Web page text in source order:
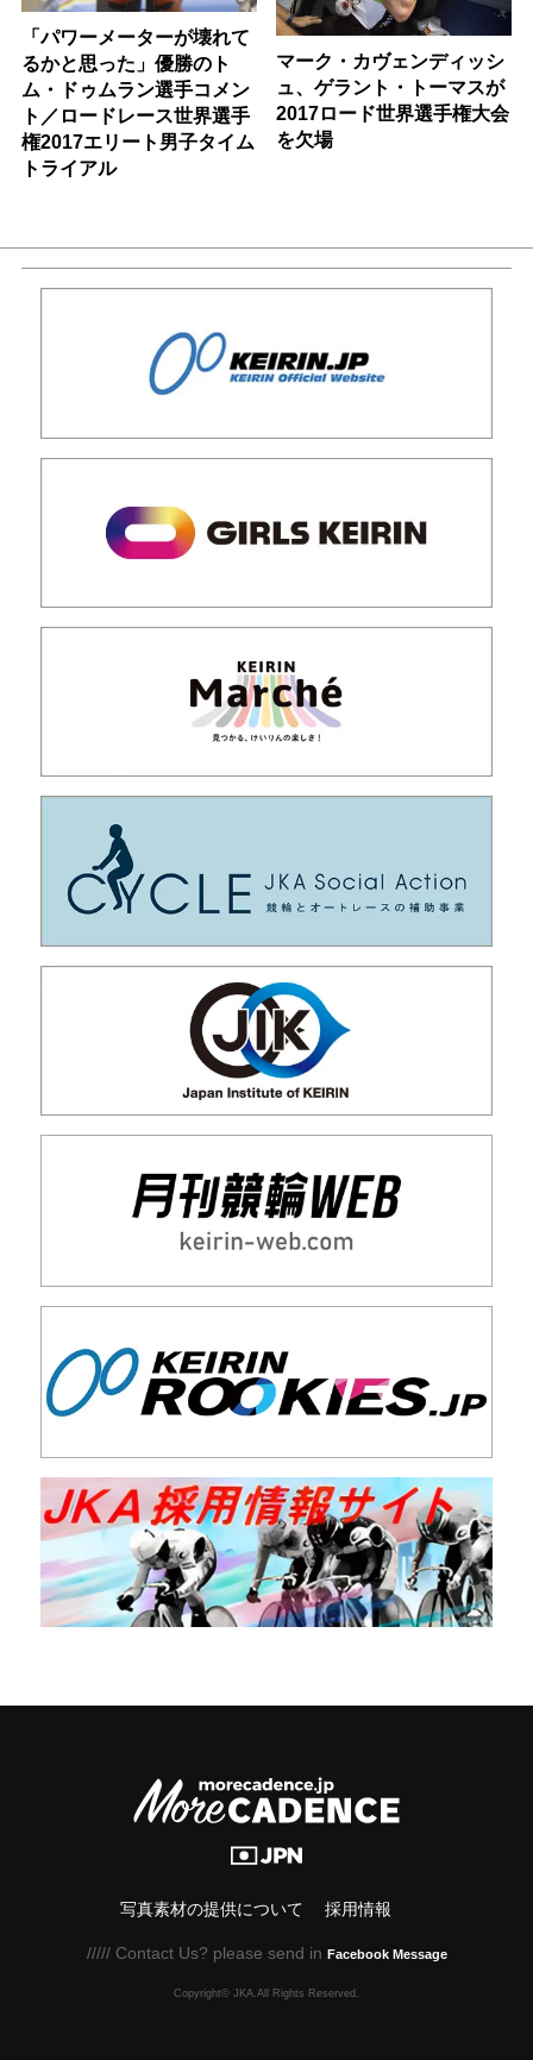
「パワーメーターが壊れて
るかと思った」優勝のト
ム・ドゥムラン選手コメン
ト／ロードレース世界選手
権2017エリート男子タイム
トライアル
マーク・カヴェンディッシ
ュ、ゲラント・トーマスが
2017ロード世界選手権大会
を欠場
写真素材の提供について 採用情報
///// Contact Us? please send in Facebook Message
Copyright© JKA.All Rights Reserved.